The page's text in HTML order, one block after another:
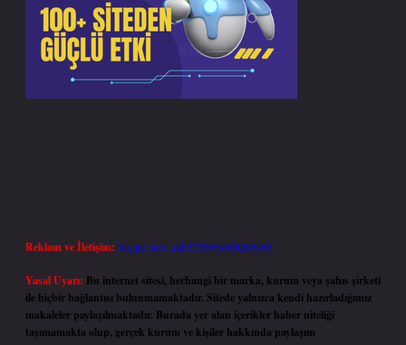
Reklam ve İletişim: Skype: live:.cid.575569c608265c69
Yasal Uyarı: Bu internet sitesi, herhangi bir marka, kurum veya şahıs şirketi
ile hiçbir bağlantısı bulunmamaktadır. Sitede yalnızca kendi hazırladığımız
makaleler paylaşılmaktadır. Burada yer alan içerikler haber niteliği
taşımamakta olup, gerçek kurum ve kişiler hakkında paylaşım